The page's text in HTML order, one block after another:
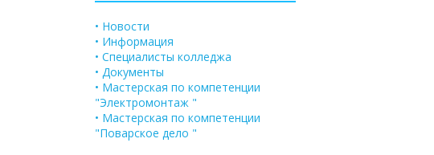
• Новости
• Информация
• Специалисты колледжа
• Документы
• Мастерская по компетенции
"Электромонтаж "
• Мастерская по компетенции
"Поварское дело "